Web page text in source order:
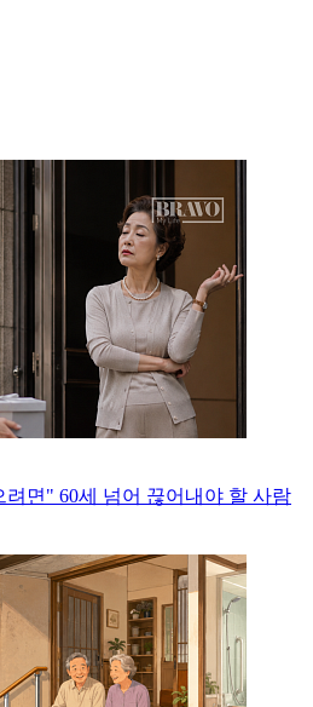
려면" 60세 넘어 끊어내야 할 사람